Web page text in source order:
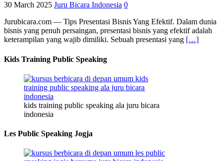
30 March 2025 Juru Bicara Indonesia 0
Jurubicara.com — Tips Presentasi Bisnis Yang Efektif. Dalam dunia
bisnis yang penuh persaingan, presentasi bisnis yang efektif adalah
keterampilan yang wajib dimiliki. Sebuah presentasi yang […]
Kids Training Public Speaking
kids training public speaking ala juru bicara
indonesia
Les Public Speaking Jogja